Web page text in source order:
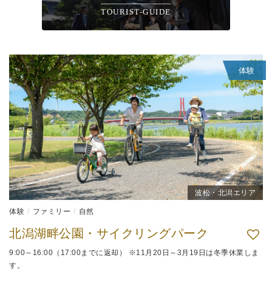
TOURIST-GUIDE
体験
波松・北潟エリア
体験 ファミリー 自然
北潟湖畔公園・サイクリングパーク
9:00～16:00（17:00までに返却） ※11月20日～3月19日は冬季休業しま
す。